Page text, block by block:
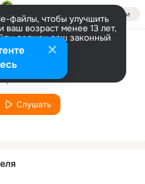
Войти
файлы, чтобы улучшить
ваш возраст менее 13 лет,
должен ваш законный
информации
Слушать